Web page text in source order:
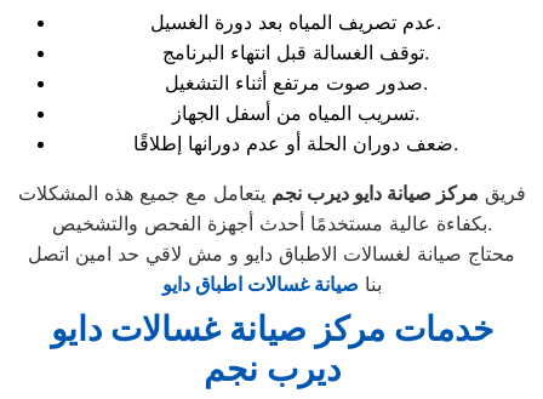
عدم تصريف المياه بعد دورة الغسيل.
توقف الغسالة قبل انتهاء البرنامج.
صدور صوت مرتفع أثناء التشغيل.
تسريب المياه من أسفل الجهاز.
ضعف دوران الحلة أو عدم دورانها إطلاقًا.
فريق مركز صيانة دايو ديرب نجم يتعامل مع جميع هذه المشكلات
بكفاءة عالية مستخدمًا أحدث أجهزة الفحص والتشخيص.
محتاج صيانة لغسالات الاطباق دايو و مش لاقي حد امين اتصل
بنا صيانة غسالات اطباق دايو
خدمات مركز صيانة غسالات دايو
ديرب نجم